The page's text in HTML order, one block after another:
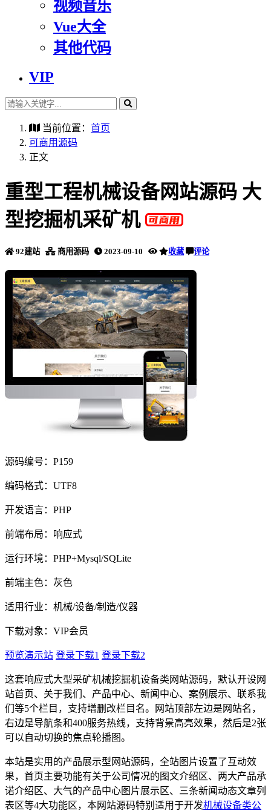
视频音乐
Vue大全
其他代码
VIP
当前位置： 首页
可商用源码
正文
重型工程机械设备网站源码 大
型挖掘机采矿机
92建站 商用源码 2023-09-10 收藏 评论
源码编号：P159
编码格式：UTF8
开发语言：PHP
前端布局：响应式
运行环境：PHP+Mysql/SQLite
前端主色：灰色
适用行业：机械/设备/制造/仪器
下载对象：VIP会员
预览演示站 登录下载1 登录下载2
这套响应式大型采矿机械挖掘机设备类网站源码，默认开设网
站首页、关于我们、产品中心、新闻中心、案例展示、联系我
们等5个栏目，支持增删改栏目名。网站顶部左边是网站名，
右边是导航条和400服务热线，支持背景高亮效果，然后是2张
可以自动切换的焦点轮播图。
本站是实用的产品展示型网站源码，全站图片设置了互动效
果，首页主要功能有关于公司情况的图文介绍区、两大产品承
诺介绍区、大气的产品中心图片展示区、三条新闻动态文章列
表区等4大功能区，本网站源码特别适用于开发机械设备类公